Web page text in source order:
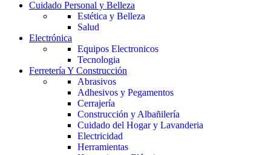
Cuidado Personal y Belleza
Estética y Belleza
Salud
Electrónica
Equipos Electronicos
Tecnologia
Ferretería Y Construcción
Abrasivos
Adhesivos y Pegamentos
Cerrajería
Construcción y Albañilería
Cuidado del Hogar y Lavanderia
Electricidad
Herramientas